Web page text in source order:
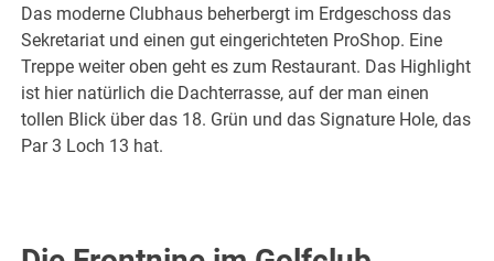
Das moderne Clubhaus beherbergt im Erdgeschoss das
Sekretariat und einen gut eingerichteten ProShop. Eine
Treppe weiter oben geht es zum Restaurant. Das Highlight
ist hier natürlich die Dachterrasse, auf der man einen
tollen Blick über das 18. Grün und das Signature Hole, das
Par 3 Loch 13 hat.